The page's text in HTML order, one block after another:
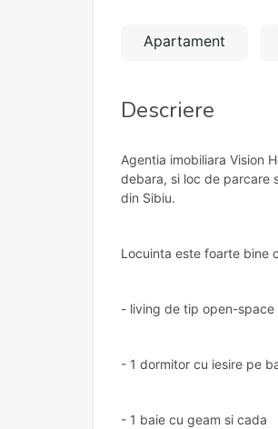
Apartament
Descriere
Agentia imobiliara Vision
debara, si loc de parcare
din Sibiu.
Locuinta este foarte bine
- living de tip open-space
- 1 dormitor cu iesire pe
- 1 baie cu geam si cada